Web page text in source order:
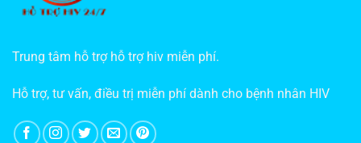
Trung tâm hỗ trợ hỗ trợ hiv miễn phí.
Hỗ trợ, tư vấn, điều trị miễn phí dành cho bệnh nhân HIV